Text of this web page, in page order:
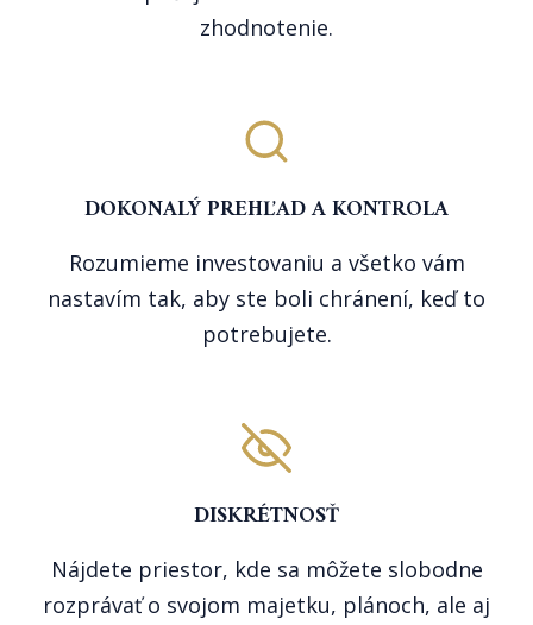
zhodnotenie.
DOKONALÝ PREHĽAD A KONTROLA
Rozumieme investovaniu a všetko vám
nastavím tak, aby ste boli chránení, keď to
potrebujete.
DISKRÉTNOSŤ
Nájdete priestor, kde sa môžete slobodne
rozprávať o svojom majetku, plánoch, ale aj